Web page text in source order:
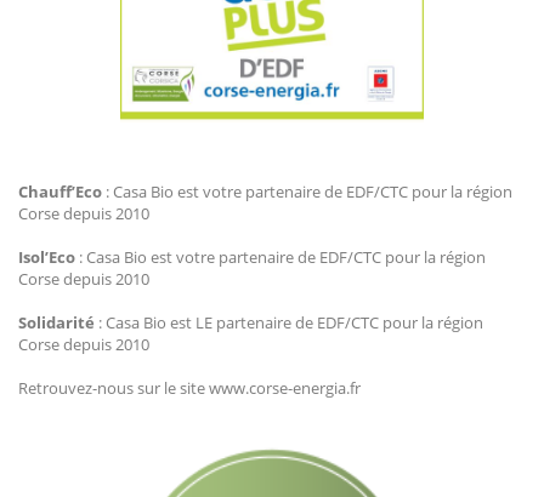
Chauff’Eco : Casa Bio est votre partenaire de EDF/CTC pour la région
Corse depuis 2010
Isol’Eco : Casa Bio est votre partenaire de EDF/CTC pour la région
Corse depuis 2010
Solidarité : Casa Bio est LE partenaire de EDF/CTC pour la région
Corse depuis 2010
Retrouvez-nous sur le site www.corse-energia.fr